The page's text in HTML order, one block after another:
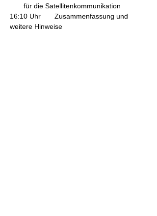
für die Satellitenkommunikation
16:10 Uhr       Zusammenfassung und
weitere Hinweise